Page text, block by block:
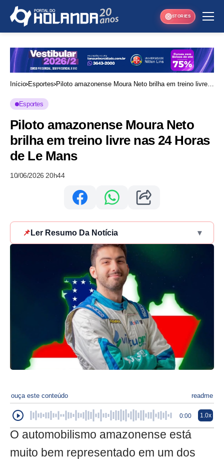
STORIES
Início Esportes Piloto amazonense Moura Neto brilha em treino livre
Esportes
Piloto amazonense Moura Neto
brilha em treino livre nas 24 Horas
de Le Mans
10/06/2026 20h44
📌 Ler Resumo Da Notícia ▾
ouça este conteúdo readme
0:00 1.0x
O automobilismo amazonense está
muito bem representado em um dos